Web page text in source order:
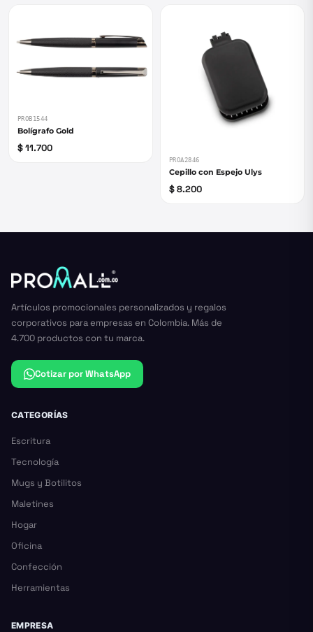
PROB1544
Bolígrafo Gold
$ 11.700
PROA2846
Cepillo con Espejo Ulys
$ 8.200
Artículos promocionales personalizados y regalos
corporativos para empresas en Colombia. Más de
4.700 productos con tu marca.
Cotizar por WhatsApp
CATEGORÍAS
Escritura
Tecnología
Mugs y Botilitos
Maletines
Hogar
Oficina
Confección
Herramientas
EMPRESA